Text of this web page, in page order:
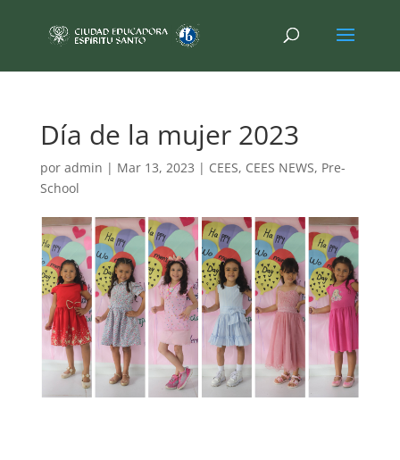
Día de la mujer 2023
por admin | Mar 13, 2023 | CEES, CEES NEWS, Pre-
School